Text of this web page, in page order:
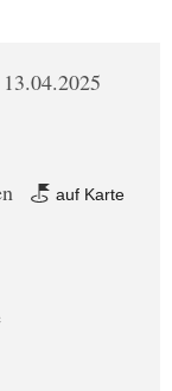
auf Karte